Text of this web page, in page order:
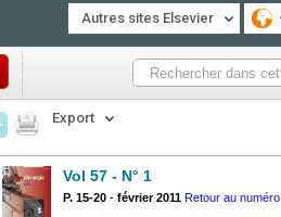
Autres sites Elsevier
Export
Vol 57 - N° 1
P. 15-20 - février 2011 Retour au numéro